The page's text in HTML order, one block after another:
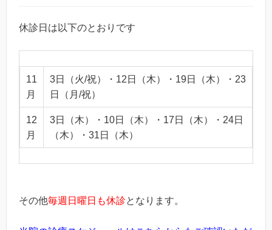
休診日は以下のとおりです
11
月
3日（火/祝）・12日（木）・19日（木）・23
日（月/祝）
12
月
3日（木）・10日（木）・17日（木）・24日
（木）・31日（木）
その他毎週日曜日も休診となります。